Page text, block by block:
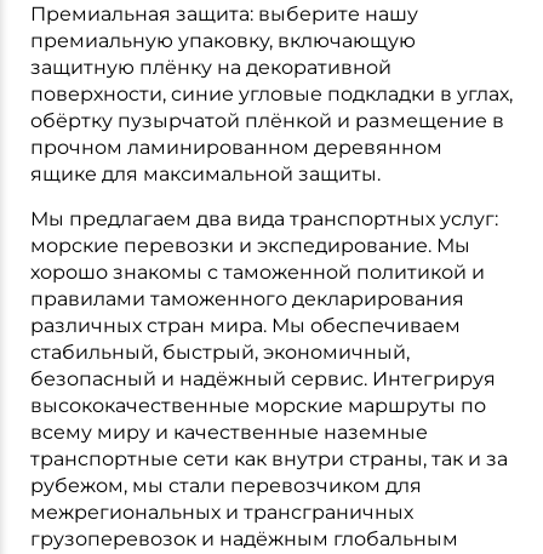
Премиальная защита: выберите нашу
премиальную упаковку, включающую
защитную плёнку на декоративной
поверхности, синие угловые подкладки в углах,
обёртку пузырчатой плёнкой и размещение в
прочном ламинированном деревянном
ящике для максимальной защиты.
Мы предлагаем два вида транспортных услуг:
морские перевозки и экспедирование. Мы
хорошо знакомы с таможенной политикой и
правилами таможенного декларирования
различных стран мира. Мы обеспечиваем
стабильный, быстрый, экономичный,
безопасный и надёжный сервис. Интегрируя
высококачественные морские маршруты по
всему миру и качественные наземные
транспортные сети как внутри страны, так и за
рубежом, мы стали перевозчиком для
межрегиональных и трансграничных
грузоперевозок и надёжным глобальным